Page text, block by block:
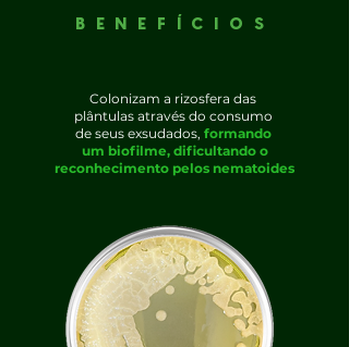
BENEFÍCIOS
Colonizam a rizosfera das
plântulas através do consumo
de seus exsudados, formando
um biofilme, dificultando o
reconhecimento pelos nematoides